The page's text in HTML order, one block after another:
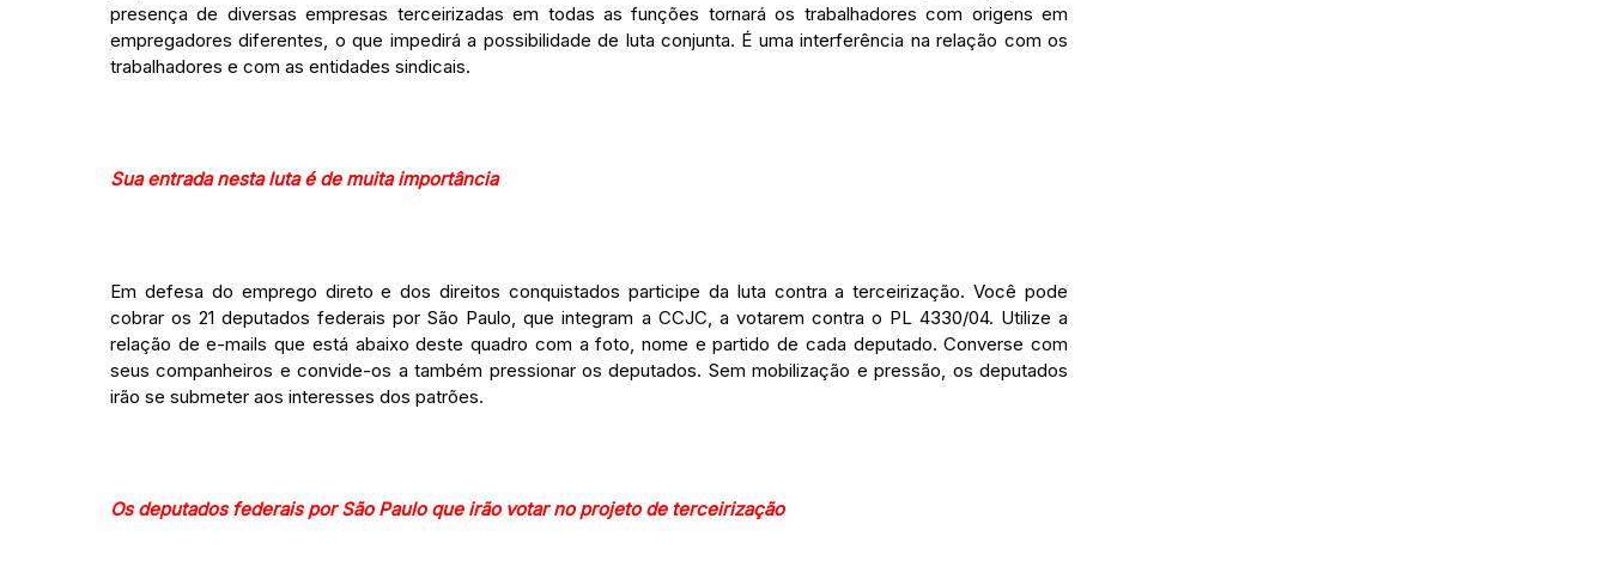
presença de diversas empresas terceirizadas em todas as funções tornará os trabalhadores com origens em
empregadores diferentes, o que impedirá a possibilidade de luta conjunta. É uma interferência na relação com os
trabalhadores e com as entidades sindicais.
Sua entrada nesta luta é de muita importância
Em defesa do emprego direto e dos direitos conquistados participe da luta contra a terceirização. Você pode
cobrar os 21 deputados federais por São Paulo, que integram a CCJC, a votarem contra o PL 4330/04. Utilize a
relação de e-mails que está abaixo deste quadro com a foto, nome e partido de cada deputado. Converse com
seus companheiros e convide-os a também pressionar os deputados. Sem mobilização e pressão, os deputados
irão se submeter aos interesses dos patrões.
Os deputados federais por São Paulo que irão votar no projeto de terceirização